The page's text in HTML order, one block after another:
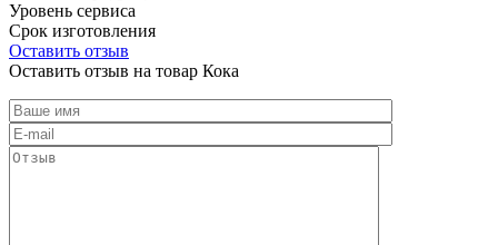
Уровень сервиса
Срок изготовления
Оставить отзыв
Оставить отзыв на товар Кока